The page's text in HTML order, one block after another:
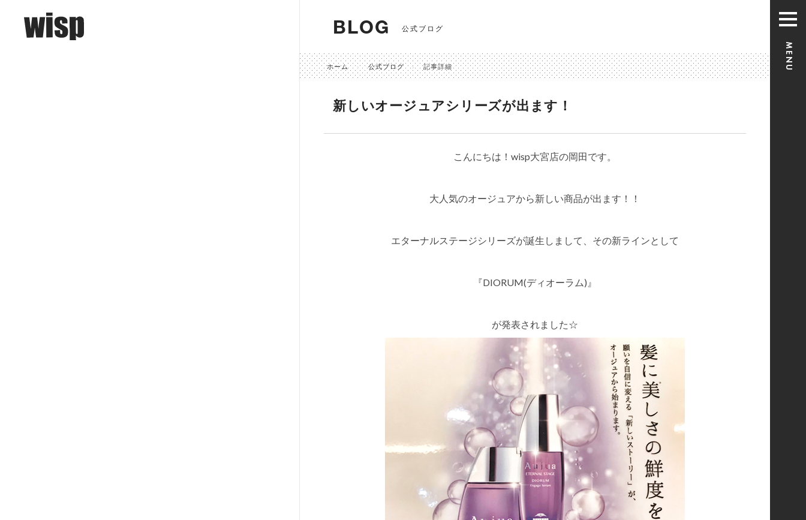
BLOG 公式ブログ
ホーム 公式ブログ 記事詳細
新しいオージュアシリーズが出ます！
こんにちは！wisp大宮店の岡田です。
大人気のオージュアから新しい商品が出ます！！
エターナルステージシリーズが誕生しまして、その新ラインとして
『DIORUM(ディオーラム)』
が発表されました☆